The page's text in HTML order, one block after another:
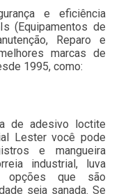
e eficiência
(Equipamentos de
Reparo e
marcas de
1995, como:
de adesivo loctite
Lester você pode
e mangueira
industrial, luva
opções que são
seja sanada. Se